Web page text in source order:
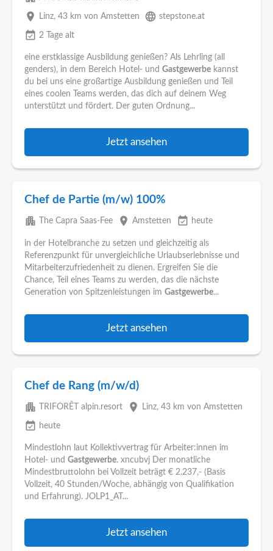
place Linz, 43 km von Amstetten language stepstone.at
event_available 2 Tage alt
eine erstklassige Ausbildung genießen? Als Lehrling (all
genders), in dem Bereich Hotel- und Gastgewerbe kannst
du bei uns eine großartige Ausbildung genießen und Teil
eines coolen Teams werden, das dich auf deinem Weg
unterstützt und fördert. Der guten Ordnung...
Jetzt ansehen
Chef de Partie (m/w) 100%
apartment The Capra Saas-Fee place Amstetten event_available heute
in der Hotelbranche zu setzen und gleichzeitig als
Referenzpunkt für unvergleichliche Urlaubserlebnisse und
Mitarbeiterzufriedenheit zu dienen. Ergreifen Sie die
Chance, Teil eines Teams zu werden, das die nächste
Generation von Spitzenleistungen im Gastgewerbe...
Jetzt ansehen
Chef de Rang (m/w/d)
apartment TRIFORÊT alpin.resort place Linz, 43 km von Amstetten
event_available heute
Mindestlohn laut Kollektivvertrag für Arbeiter:innen im
Hotel- und Gastgewerbe. xncubvj Der monatliche
Mindestbruttolohn bei Vollzeit beträgt € 2.237,- (Basis
Vollzeit, 40 Stunden/Woche, abhängig von Qualifikation
und Erfahrung). JOLP1_AT...
Jetzt ansehen